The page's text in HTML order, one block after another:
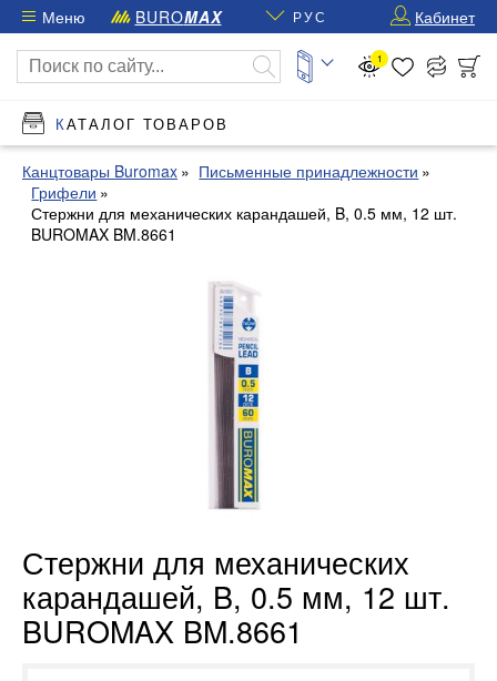
Меню BUROMAX РУС Кабинет
1
КАТАЛОГ ТОВАРОВ
Канцтовары Buromax
Письменные принадлежности
Грифели
Стержни для механических карандашей, B, 0.5 мм, 12 шт.
BUROMAX BM.8661
Стержни для механических
карандашей, B, 0.5 мм, 12 шт.
BUROMAX BM.8661